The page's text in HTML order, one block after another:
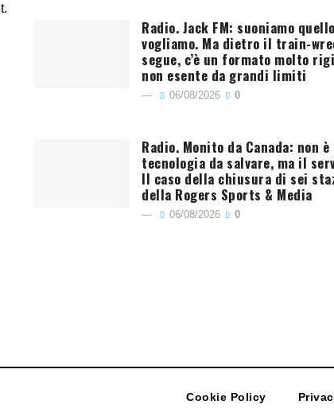
Radio. Jack FM: suoniamo
vogliamo. Ma dietro il train-
segue, c’è un formato molto
non esente da grandi limiti
06/08/2026 0
Radio. Monito da Canada: non è
tecnologia da salvare, ma il
Il caso della chiusura di sei
della Rogers Sports & Media
06/08/2026 0
Cookie Policy